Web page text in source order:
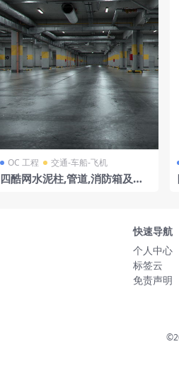
OC 工程 交通-车船-飞机
四酷网水泥柱,管道,消防箱及挡
快速导航
个人中心
标签云
免责声明